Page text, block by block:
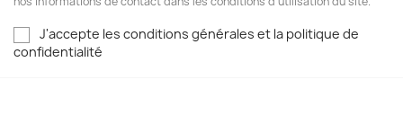
J'accepte les conditions générales et la politique de
confidentialité